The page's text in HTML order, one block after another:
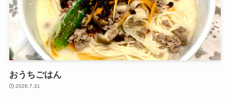
おうちごはん
2026.7.31